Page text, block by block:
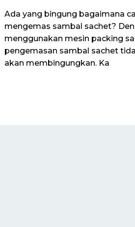
Ada yang bingung bagaimana
mengemas sambal sachet?
menggunakan mesin packing
pengemasan sambal sachet
akan membingungkan. Ka